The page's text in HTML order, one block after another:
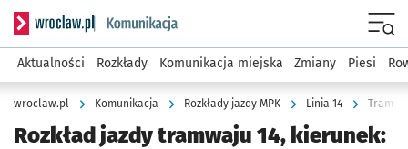
Serwis informacyjny wroclaw.pl podserwis: Komunikacja
Aktualności Rozkłady Komunikacja miejska Zmiany Piesi
wroclaw.pl Komunikacja Rozkłady jazdy MPK Linia 14
Rozkład jazdy tramwaju 14, kierunek: